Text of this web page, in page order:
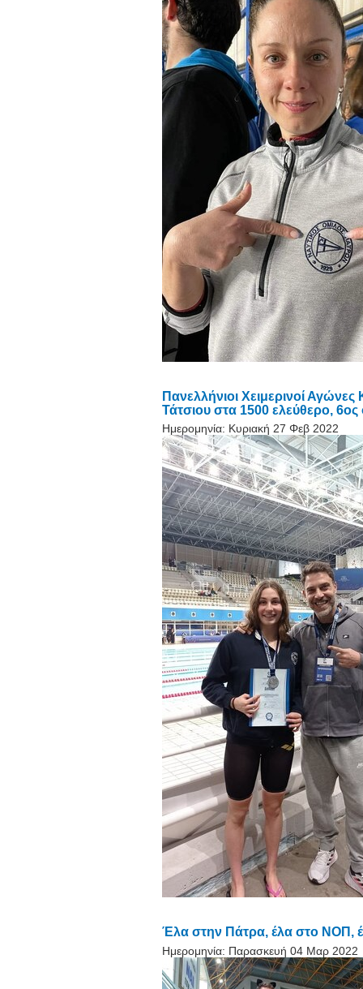
Πανελλήνιοι Χειμερινοί
Τάτσιου στα 1500 ελεύθερο,
Ημερομηνία: Κυριακή 27 Φεβ 2022
Έλα στην Πάτρα, έλα στο ΝΟΠ,
Ημερομηνία: Παρασκευή 04 Μαρ 2022